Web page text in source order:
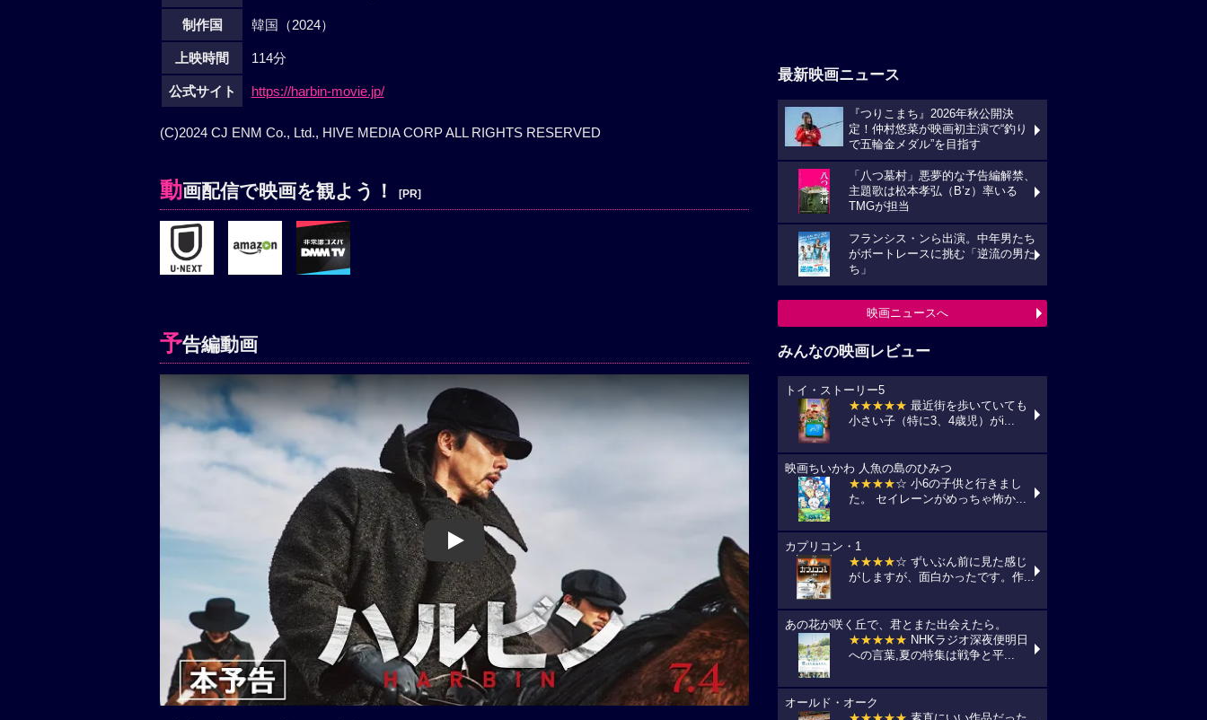
制作国 韓国（2024）
上映時間 114分
公式サイト https://harbin-movie.jp/
(C)2024 CJ ENM Co., Ltd., HIVE MEDIA CORP ALL RIGHTS RESERVED
動画配信で映画を観よう！ [PR]
予告編動画
Play
最新映画ニュース
『つりこまち』2026年秋公開決
定！仲村悠菜が映画初主演で“釣り
で五輪金メダル”を目指す
「八つ墓村」悪夢的な予告編解禁、
主題歌は松本孝弘（B’z）率いる
TMGが担当
フランシス・ンら出演。中年男たち
がボートレースに挑む「逆流の男た
ち」
映画ニュースへ
みんなの映画レビュー
トイ・ストーリー5
★★★★★ 最近街を歩いていても
小さい子（特に3、4歳児）がi...
映画ちいかわ 人魚の島のひみつ
★★★★☆ 小6の子供と行きまし
た。 セイレーンがめっちゃ怖か...
カプリコン・1
★★★★☆ ずいぶん前に見た感じ
がしますが、面白かったです。作...
あの花が咲く丘で、君とまた出会えたら。
★★★★★ NHKラジオ深夜便明日
への言葉,夏の特集は戦争と平...
オールド・オーク